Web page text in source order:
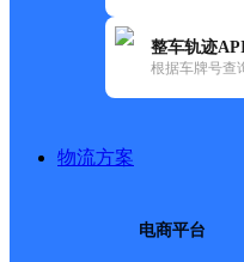
整车轨迹
根据车牌号查
物流方案
电商平台
城市：合肥市 ✕ 快递
政国内(149) 圆通速递(58)
中通快递,